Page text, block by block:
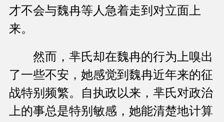
才不会与魏冉等人急着走到对立面上
来。
然而，芈氏却在魏冉的行为上嗅出
了一些不安，她感觉到魏冉近年来的征
战特别频繁。自执政以来，芈氏对政治
上的事总是特别敏感，她能清楚地计算